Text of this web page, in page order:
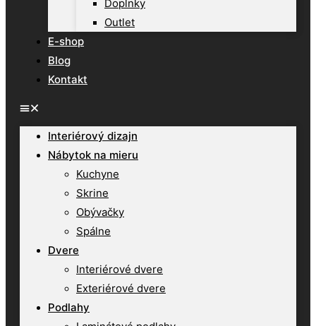
Doplnky
Outlet
E-shop
Blog
Kontakt
Interiérový dizajn
Nábytok na mieru
Kuchyne
Skrine
Obývačky
Spálne
Dvere
Interiérové dvere
Exteriérové dvere
Podlahy